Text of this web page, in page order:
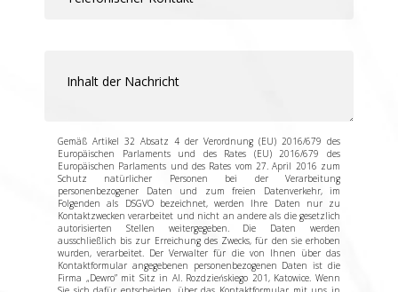
Gemäß Artikel 32 Absatz 4 der Verordnung (EU) 2016/679 des
Europäischen Parlaments und des Rates (EU) 2016/679 des
Europäischen Parlaments und des Rates vom 27. April 2016 zum
Schutz natürlicher Personen bei der Verarbeitung
personenbezogener Daten und zum freien Datenverkehr, im
Folgenden als DSGVO bezeichnet, werden Ihre Daten nur zu
Kontaktzwecken verarbeitet und nicht an andere als die gesetzlich
autorisierten Stellen weitergegeben. Die Daten werden
ausschließlich bis zur Erreichung des Zwecks, für den sie erhoben
wurden, verarbeitet. Der Verwalter für die von Ihnen über das
Kontaktformular angegebenen personenbezogenen Daten ist die
Firma „Dewro” mit Sitz in Al. Rozdzieńskiego 201, Katowice. Wenn